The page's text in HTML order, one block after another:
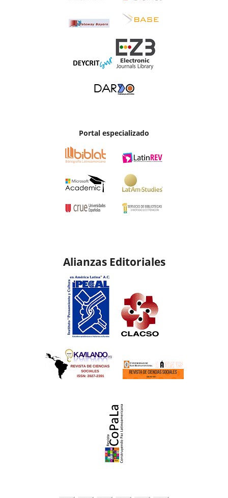
Portal especializado
Alianzas Editoriales